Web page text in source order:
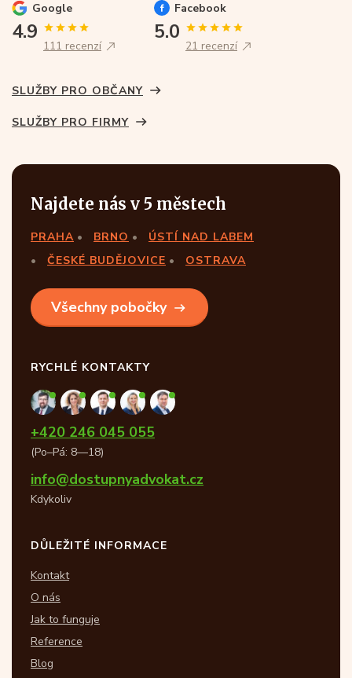
Google
4.9
111 recenzí
Facebook
5.0
21 recenzí
SLUŽBY PRO OBČANY
SLUŽBY PRO FIRMY
Najdete nás v 5 městech
PRAHA BRNO
ÚSTÍ NAD LABEM
ČESKÉ BUDĚJOVICE
OSTRAVA
Všechny pobočky
RYCHLÉ KONTAKTY
+420 246 045 055
(Po–Pá: 8—18)
info@dostupnyadvokat.cz
Kdykoliv
DŮLEŽITÉ INFORMACE
Kontakt
O nás
Jak to funguje
Reference
Blog